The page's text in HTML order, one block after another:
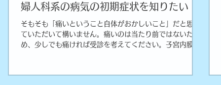
婦人科系の病気の初期症状を知りたい！
そもそも「痛いということ自体がおかしいこと」だと思っ
ていただいて構いません。痛いのは当たり前ではないた
め、少しでも痛ければ受診を考えてください。子宮内膜症
より経血量が増えたなど…